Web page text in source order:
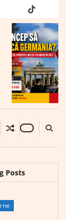
truthtiktok
Posts